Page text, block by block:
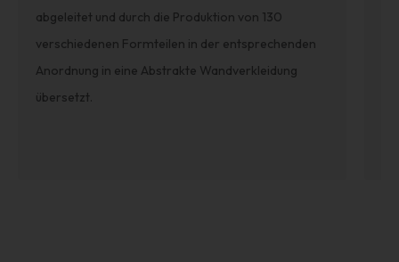
abgeleitet und durch die Produktion von 130
verschiedenen Formteilen in der entsprechenden
Anordnung in eine Abstrakte Wandverkleidung
übersetzt.